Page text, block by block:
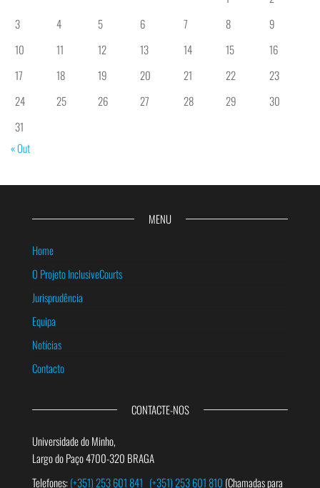
3
4 5 6 7 8
9
10
11 12 13 14 15
16
17
18 19 20 21 22
23
24
25 26 27 28 29
30
31
« Out
MENU
Home
O Projeto InclusiveCourts
Jurisprudência
Equipa
Notícias
Contacto
CONTACTE-NOS
Universidade do Minho,
Largo do Paço 4700-320 BRAGA
Telefones:(+351) 253 601 841 (+351) 253 601 810 (Chamadas para